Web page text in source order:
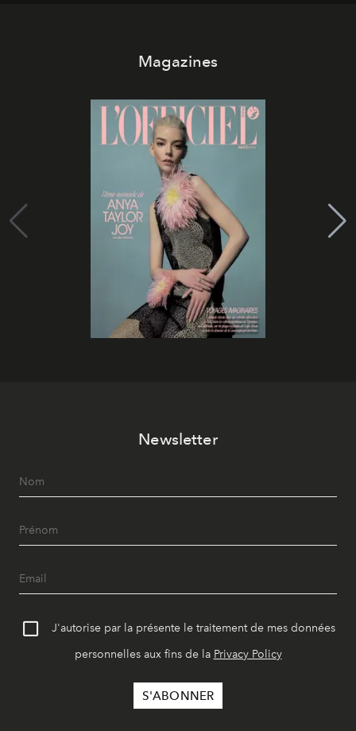
Magazines
Newsletter
J'autorise par la présente le traitement de mes données
personnelles aux fins de la Privacy Policy